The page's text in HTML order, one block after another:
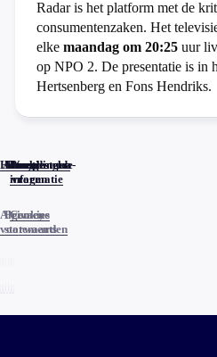
Radar is het platform met de
consumentenzaken. Het
elke maandag om 20:25 uur
op NPO 2. De presentatie is in
Hertsenberg en Fons Hendriks.
Home
Actueel
Uitzendingen
Reacties
Programma-
informatie
Veelgestelde
vragen
Algemene
voorwaarden
Privacy
statements
Cookies